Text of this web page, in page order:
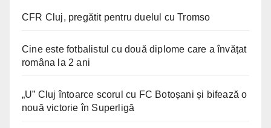
CFR Cluj, pregătit pentru duelul cu Tromso
Cine este fotbalistul cu două diplome care a învățat
româna la 2 ani
„U” Cluj întoarce scorul cu FC Botoșani și bifează o
nouă victorie în Superligă